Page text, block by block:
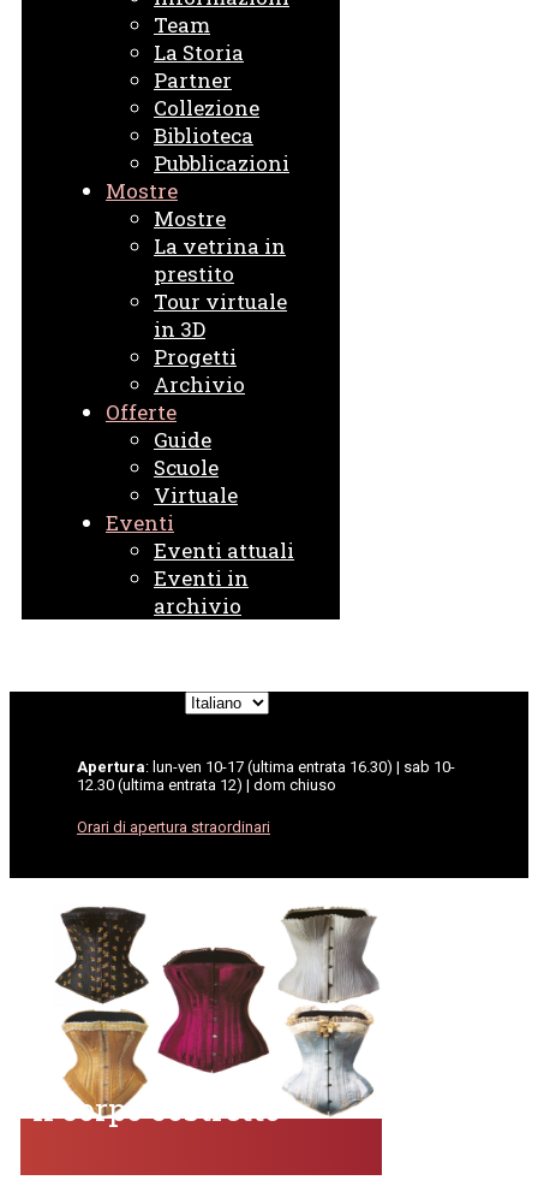
Team
La Storia
Partner
Collezione
Biblioteca
Pubblicazioni
Mostre
Mostre
La vetrina in
prestito
Tour virtuale
in 3D
Progetti
Archivio
Offerte
Guide
Scuole
Virtuale
Eventi
Eventi attuali
Eventi in
archivio
Scegli
Apertura: lun-ven 10-17 (ultima entrata 16.30) | sab 10-
12.30 (ultima entrata 12) | dom chiuso
Orari di apertura straordinari
Il corpo costretto